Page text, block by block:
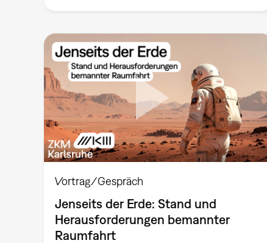
Vortrag/Gespräch
Jenseits der Erde: Stand und
Herausforderungen bemannter
Raumfahrt